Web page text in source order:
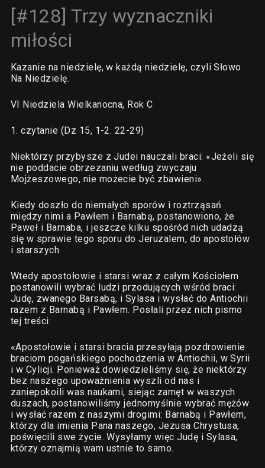
[#128] Trzy wyznaczniki
miłości
Kazanie na niedzielę, w każdą niedzielę, czyli Słowo
Na Niedzielę.
VI Niedziela Wielkanocna, Rok C
1. czytanie (Dz 15, 1-2. 22-29)
Niektórzy przybysze z Judei nauczali braci: «Jeżeli się
nie poddacie obrzezaniu według zwyczaju
Mojżeszowego, nie możecie być zbawieni».
Kiedy doszło do niemałych sporów i roztrząsań
między nimi a Pawłem i Barnabą, postanowiono, że
Paweł i Barnaba, i jeszcze kilku spośród nich udadzą
się w sprawie tego sporu do Jeruzalem, do apostołów
i starszych.
Wtedy apostołowie i starsi wraz z całym Kościołem
postanowili wybrać ludzi przodujących wśród braci:
Judę, zwanego Barsabą, i Sylasa i wysłać do Antiochii
razem z Barnabą i Pawłem. Posłali przez nich pismo
tej treści:
«Apostołowie i starsi bracia przesyłają pozdrowienie
braciom pogańskiego pochodzenia w Antiochii, w Syrii
i w Cylicji. Ponieważ dowiedzieliśmy się, że niektórzy
bez naszego upoważnienia wyszli od nas i
zaniepokoili was naukami, siejąc zamęt w waszych
duszach, postanowiliśmy jednomyślnie wybrać mężów
i wysłać razem z naszymi drogimi: Barnabą i Pawłem,
którzy dla imienia Pana naszego, Jezusa Chrystusa,
poświęcili swe życie. Wysyłamy więc Judę i Sylasa,
którzy oznajmią wam ustnie to samo.